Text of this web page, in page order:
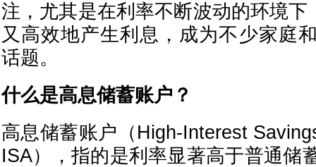
注，尤其是在利率不断波动的环境
又高效地产生利息，成为不少家庭
话题。
什么是高息储蓄账户？
高息储蓄账户（High-Interest
ISA），指的是利率显著高于普通储